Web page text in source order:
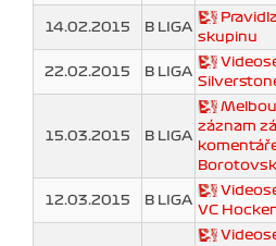
14.02.2015 B LIGA
skupinu
22.02.2015 B LIGA
15.03.2015 B LIGA
záznam
12.03.2015 B LIGA
VC